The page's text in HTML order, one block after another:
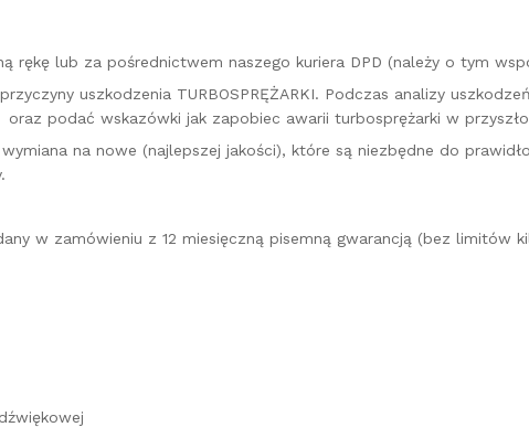
rękę lub za pośrednictwem naszego kuriera DPD (należy o tym
uszkodzenia TURBOSPRĘŻARKI. Podczas analizy
podać wskazówki jak zapobiec awarii turbosprężarki w
na nowe (najlepszej jakości), które są niezbędne do
w zamówieniu z 12 miesięczną pisemną gwarancją (bez